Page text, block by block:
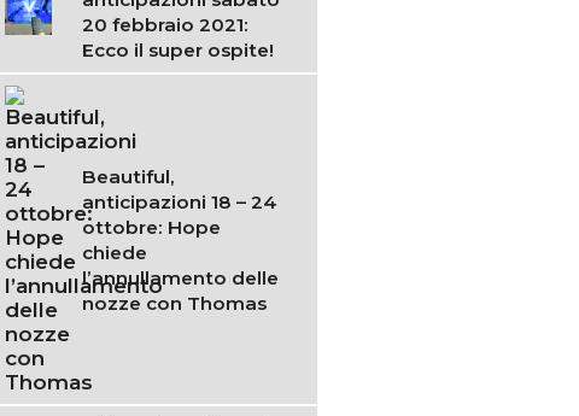
20 febbraio 2021:
Ecco il super ospite!
Beautiful,
anticipazioni 18 – 24
ottobre: Hope
chiede
l’annullamento delle
nozze con Thomas